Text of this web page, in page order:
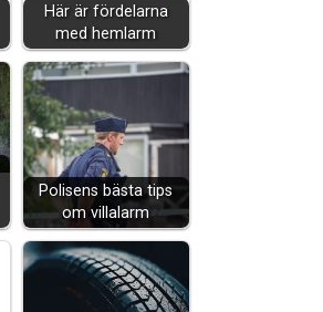
Här är fördelarna
med hemlarm
Polisens bästa tips
om villalarm